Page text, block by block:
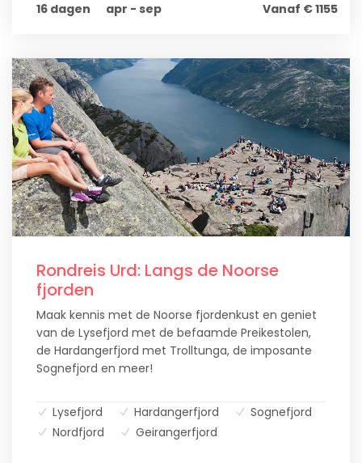
16 dagen apr - sep Vanaf € 1155
Rondreis Urd: Langs de Noorse
fjorden
Maak kennis met de Noorse fjordenkust en geniet
van de Lysefjord met de befaamde Preikestolen,
de Hardangerfjord met Trolltunga, de imposante
Sognefjord en meer!
Lysefjord Hardangerfjord
Sognefjord
Nordfjord
Geirangerfjord